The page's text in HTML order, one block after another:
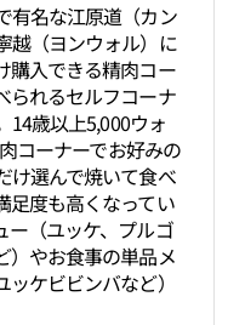
有名な江原道（カン
越（ヨンウォル）に
購入できる精肉コー
られるセルフコーナ
14歳以上5,000ウォ
コーナーでお好みの
け選んで焼いて食べ
足度も高くなってい
ー（ユッケ、プルゴ
）やお食事の単品メ
ケビビンバなど）